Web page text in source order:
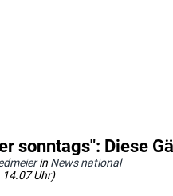
sonntags": Diese
in News national
Uhr)